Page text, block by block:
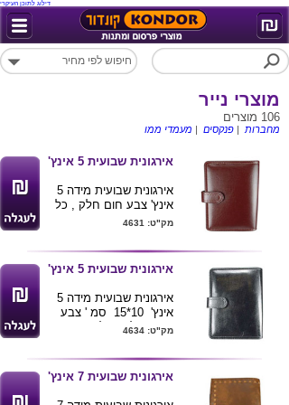
דילוג לתוכן העיקרי
מוצרי נייר
106 מוצרים
מחברות | פנקסים | מעמדי ממו
אירגונית שבועית 5 אינץ'
אירגונית שבועית מידה 5
אינץ' צבע חום חלק , כל
אירגונית מגיעה באריזת
ניתן למתג את כריכת
הארגונית.
מק"ט: 4631
אירגונית שבועית 5 אינץ'
אירגונית שבועית מידה 5
אינץ' 10*15 סמ ' צבע
שחור חלק , כל אירגונית
חלונית שקופה . ניתן למתג
את כריכת הארגונית.
מק"ט: 4634
אירגונית שבועית 7 אינץ'